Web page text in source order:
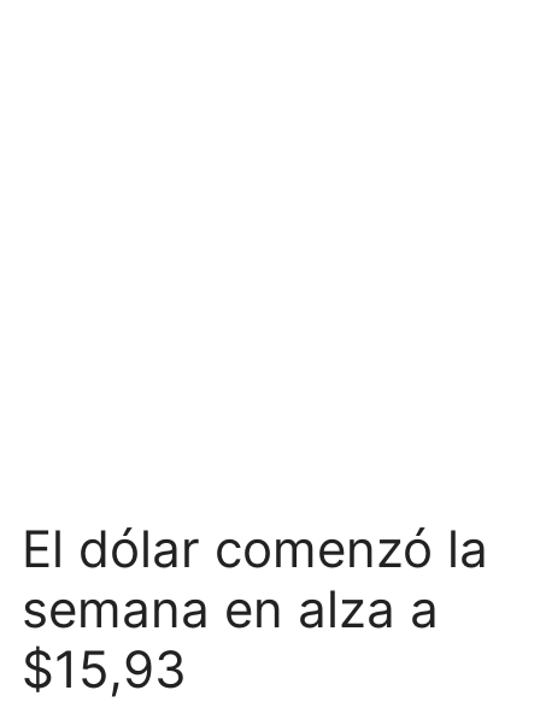
El dólar comenzó la
semana en alza a
$15,93